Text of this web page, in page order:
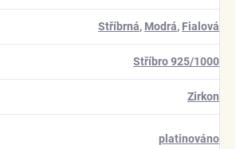
Stříbrná, Modrá, Fialová
Stříbro 925/1000
Zirkon
platinováno